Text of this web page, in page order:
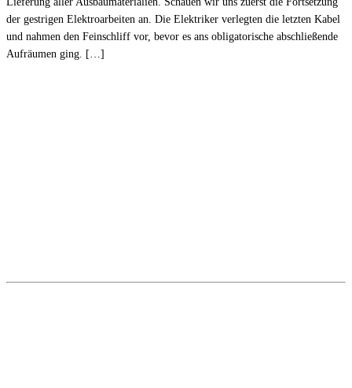
der gestrigen Elektroarbeiten an. Die Elektriker verlegten die letzten Kabel
und nahmen den Feinschliff vor, bevor es ans obligatorische abschließende
Aufräumen ging. […]